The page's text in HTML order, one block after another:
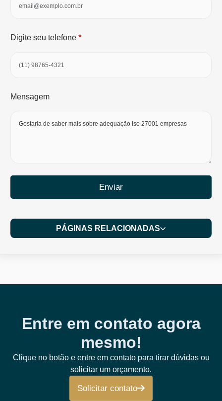
Digite seu telefone *
Mensagem
Enviar
PÁGINAS RELACIONADAS
Entre em contato agora
mesmo!
Clique no botão e entre em contato para tirar dúvidas ou
solicitar um orçamento.
Solicitar contato